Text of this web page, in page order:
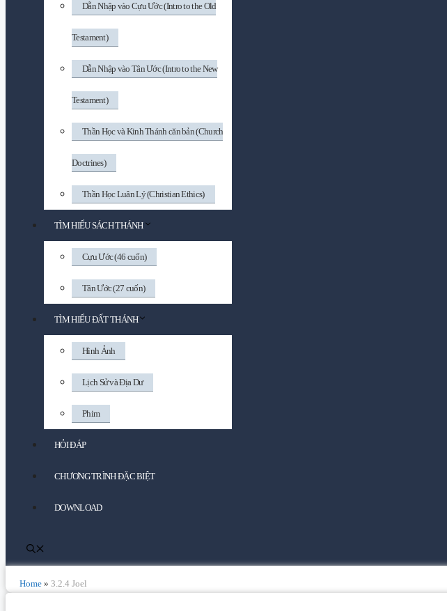
Dẫn Nhập vào Cựu Ước (Intro to the Old
Testament)
Dẫn Nhập vào Tân Ước (Intro to the New
Testament)
Thần Học và Kinh Thánh căn bản (Church
Doctrines)
Thần Học Luân Lý (Christian Ethics)
TÌM HIỂU SÁCH THÁNH
Cựu Ước (46 cuốn)
Tân Ước (27 cuốn)
TÌM HIỂU ĐẤT THÁNH
Hình Ảnh
Lịch Sử và Địa Dư
Phim
HỎI ĐÁP
CHƯƠNG TRÌNH ĐẶC BIỆT
DOWNLOAD
Home » 3.2.4 Joel